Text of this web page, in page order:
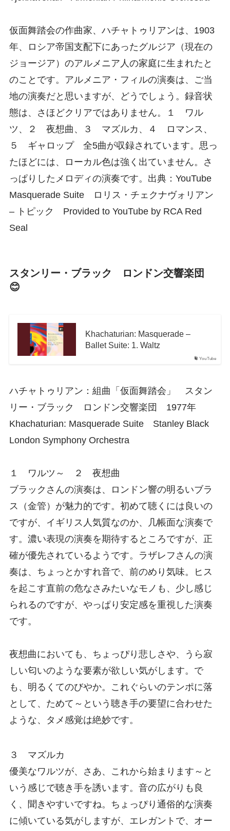
仮面舞踏会の作曲家、ハチャトゥリアンは、1903
年、ロシア帝国支配下にあったグルジア（現在の
ジョージア）のアルメニア人の家庭に生まれたと
のことです。アルメニア・フィルの演奏は、ご当
地の演奏だと思いますが、どうでしょう。録音状
態は、さほどクリアではありません。１ ワル
ツ、２ 夜想曲、３ マズルカ、４ ロマンス、
５ ギャロップ 全5曲が収録されています。思っ
たほどには、ローカル色は強く出ていません。さ
っぱりしたメロディの演奏です。出典：YouTube
Masquerade Suite ロリス・チェクナヴォリアン
– トピック Provided to YouTube by RCA Red
Seal
スタンリー・ブラック ロンドン交響楽団
😊
YouTube
Khachaturian: Masquerade –
Ballet Suite: 1. Waltz
ハチャトゥリアン：組曲「仮面舞踏会」 スタン
リー・ブラック ロンドン交響楽団 1977年
Khachaturian: Masquerade Suite Stanley Black
London Symphony Orchestra
１ ワルツ～ ２ 夜想曲
ブラックさんの演奏は、ロンドン響の明るいブラ
ス（金管）が魅力的です。初めて聴くには良いの
ですが、イギリス人気質なのか、几帳面な演奏で
す。濃い表現の演奏を期待するところですが、正
確が優先されているようです。ラザレフさんの演
奏は、ちょっとかすれ音で、前のめり気味。ヒス
を起こす直前の危なさみたいなモノも、少し感じ
られるのですが、やっぱり安定感を重視した演奏
です。
夜想曲においても、ちょっぴり悲しさや、うら寂
しい匂いのような要素が欲しい気がします。で
も、明るくてのびやか。これぐらいのテンポに落
として、ためて～という聴き手の要望に合わせた
ような、タメ感覚は絶妙です。
３ マズルカ
優美なワルツが、さあ、これから始まります～と
いう感じで聴き手を誘います。音の広がりも良
く、聞きやすいですね。ちょっぴり通俗的な演奏
に傾いている気がしますが、エレガントで、オー